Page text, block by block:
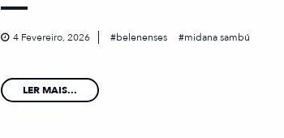
4 Fevereiro, 2026 belenenses midana sambú
LER MAIS...